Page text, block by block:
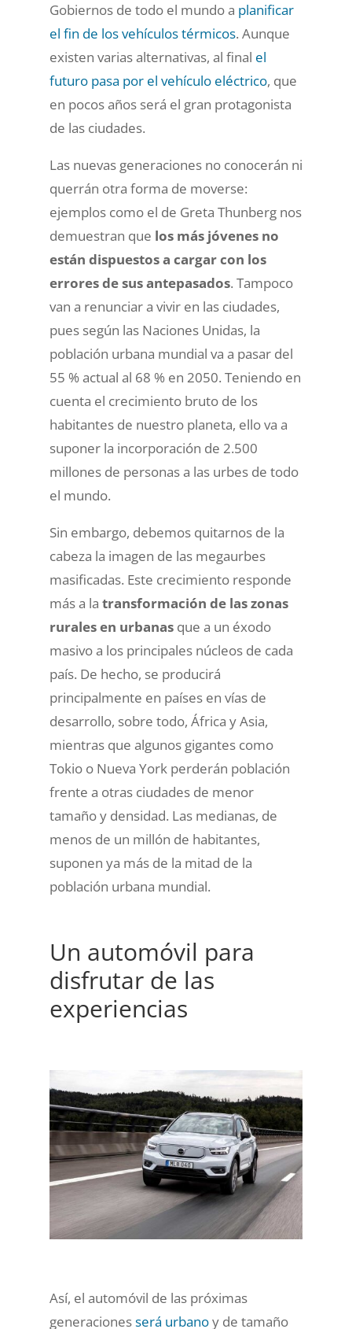
Gobiernos de todo el mundo a planificar
el fin de los vehículos térmicos. Aunque
existen varias alternativas, al final el
futuro pasa por el vehículo eléctrico, que
en pocos años será el gran protagonista
de las ciudades.
Las nuevas generaciones no conocerán ni
querrán otra forma de moverse:
ejemplos como el de Greta Thunberg nos
demuestran que los más jóvenes no
están dispuestos a cargar con los
errores de sus antepasados. Tampoco
van a renunciar a vivir en las ciudades,
pues según las Naciones Unidas, la
población urbana mundial va a pasar del
55 % actual al 68 % en 2050. Teniendo en
cuenta el crecimiento bruto de los
habitantes de nuestro planeta, ello va a
suponer la incorporación de 2.500
millones de personas a las urbes de todo
el mundo.
Sin embargo, debemos quitarnos de la
cabeza la imagen de las megaurbes
masificadas. Este crecimiento responde
más a la transformación de las zonas
rurales en urbanasque a un éxodo
masivo a los principales núcleos de cada
país. De hecho, se producirá
principalmente en países en vías de
desarrollo, sobre todo, África y Asia,
mientras que algunos gigantes como
Tokio o Nueva York perderán población
frente a otras ciudades de menor
tamaño y densidad. Las medianas, de
menos de un millón de habitantes,
suponen ya más de la mitad de la
población urbana mundial.
Un automóvil para
disfrutar de las
experiencias
Así, el automóvil de las próximas
generacionesserá urbanoyde tamaño